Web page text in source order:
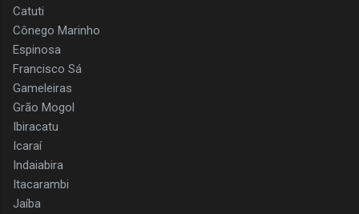
Catuti
Cônego Marinho
Espinosa
Francisco Sá
Gameleiras
Grão Mogol
Ibiracatu
Icaraí
Indaiabira
Itacarambi
Jaíba